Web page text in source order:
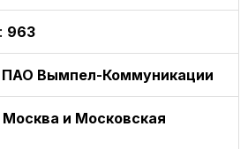
963
ПАО Вымпел-Коммуникации
Москва и Московская